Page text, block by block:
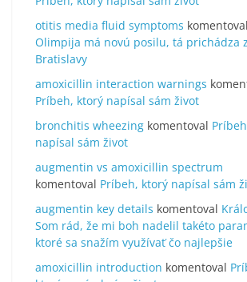
otitis media fluid symptoms komentoval
Olimpija má novú posilu, tá prichádza z
Bratislavy
amoxicillin interaction warnings
Príbeh, ktorý napísal sám život
bronchitis wheezing komentoval
napísal sám život
augmentin vs amoxicillin spectrum
komentoval Príbeh, ktorý napísal sám
augmentin key details komentoval
Som rád, že mi boh nadelil takéto
ktoré sa snažím využívať čo najlepšie
amoxicillin introduction komentoval